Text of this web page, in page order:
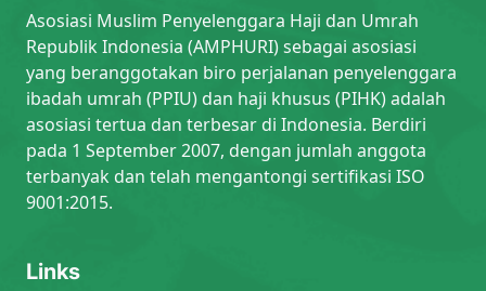
Asosiasi Muslim Penyelenggara Haji dan Umrah
Republik Indonesia (AMPHURI) sebagai asosiasi
yang beranggotakan biro perjalanan penyelenggara
ibadah umrah (PPIU) dan haji khusus (PIHK) adalah
asosiasi tertua dan terbesar di Indonesia. Berdiri
pada 1 September 2007, dengan jumlah anggota
terbanyak dan telah mengantongi sertifikasi ISO
9001:2015.
Links